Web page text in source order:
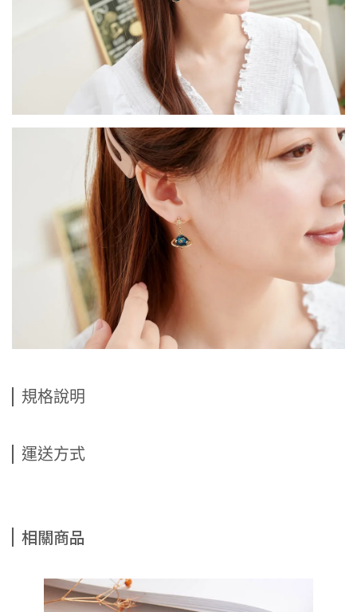
規格說明
運送方式
相關商品